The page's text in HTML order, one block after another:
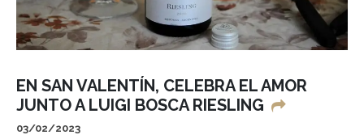
EN SAN VALENTÍN, CELEBRA EL AMOR
JUNTO A LUIGI BOSCA RIESLING
03/02/2023